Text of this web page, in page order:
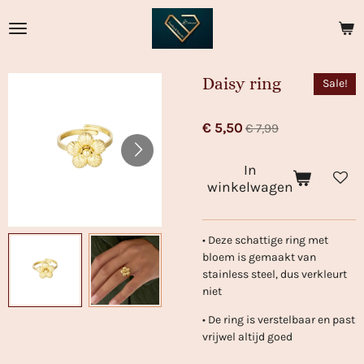
direct
Daisy ring Sale!
€ 5,50 € 7,99
In
winkelwagen
• Deze schattige ring met
bloem is gemaakt van
stainless steel, dus verkleurt
niet
• De ring is verstelbaar en past
vrijwel altijd goed